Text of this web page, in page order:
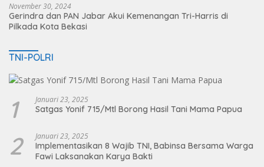
November 30, 2024
Gerindra dan PAN Jabar Akui Kemenangan Tri-Harris di
Pilkada Kota Bekasi
TNI-POLRI
1 Januari 23, 2025
Satgas Yonif 715/Mtl Borong Hasil Tani Mama Papua
2 Januari 23, 2025
Implementasikan 8 Wajib TNI, Babinsa Bersama Warga
Fawi Laksanakan Karya Bakti